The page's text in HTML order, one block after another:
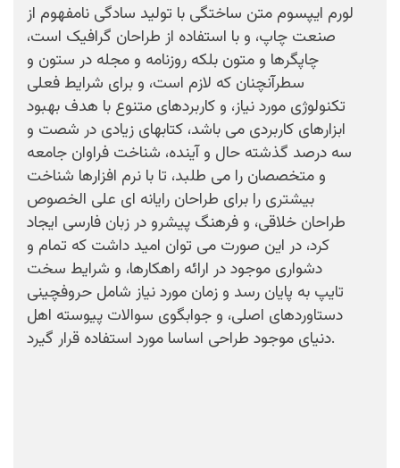
لورم ایپسوم متن ساختگی با تولید سادگی نامفهوم از
صنعت چاپ، و با استفاده از طراحان گرافیک است،
چاپگرها و متون بلکه روزنامه و مجله در ستون و
سطرآنچنان که لازم است، و برای شرایط فعلی
تکنولوژی مورد نیاز، و کاربردهای متنوع با هدف بهبود
ابزارهای کاربردی می باشد، کتابهای زیادی در شصت و
سه درصد گذشته حال و آینده، شناخت فراوان جامعه
و متخصصان را می طلبد، تا با نرم افزارها شناخت
بیشتری را برای طراحان رایانه ای علی الخصوص
طراحان خلاقی، و فرهنگ پیشرو در زبان فارسی ایجاد
کرد، در این صورت می توان امید داشت که تمام و
دشواری موجود در ارائه راهکارها، و شرایط سخت
تایپ به پایان رسد و زمان مورد نیاز شامل حروفچینی
دستاوردهای اصلی، و جوابگوی سوالات پیوسته اهل
دنیای موجود طراحی اساسا مورد استفاده قرار گیرد.